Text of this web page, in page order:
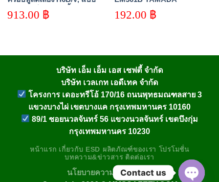
คาดหลังศีรษะ, 10 ชิ้น/กล่อง
913.00 ฿ 192.00 ฿
บริษัท เอ็ม เอ็ม เอส เซฟตี้ จำกัด
บริษัท เวลเกท เอดีเทค จำกัด
โครงการ เดอะทรีโอ้ 170/16 ถนนพุทธมณฑลสาย 3
แขวงบางไผ่ เขตบางแค กรุงเทพมหานคร 10160
89/1 ซอยนวลจันทร์ 56 แขวงนวลจันทร์ เขตบึงกุ่ม
กรุงเทพมหานคร 10230
หน้าแรก เกี่ยวกับ ESD ผลิตภัณฑ์ของเรา โปรโมชั่น
บทความ&ข่าวสาร ติดต่อเรา
นโยบายความเป็นส่วนตัว
Contact us